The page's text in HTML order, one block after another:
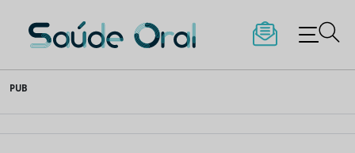
to
content
Saúde Oral
PUB